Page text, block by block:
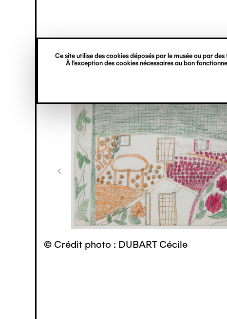
Ce site utilise des cookies déposés par le musée ou par
À l’exception des cookies nécessaires au bon
principal
verticale
© Crédit photo : DUBART Cécile